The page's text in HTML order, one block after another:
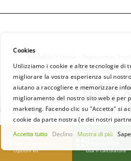
Consegna dal mercoledì 19
Stima /
Opzioni kit
Qualsiasi
Usa il calcolatore
Cookies
Utilizziamo i cookie e altre tecnologie di
migliorare la vostra esperienza sul
aiutano a raccogliere e memorizzare
miglioramento del nostro sito web e per
marketing. Facendo clic su "Accetta" si
cookie da parte nostra (e dei nostri
Accetta tutto
Declino Mostra di più